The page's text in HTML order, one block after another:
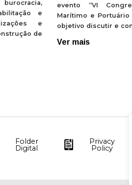
e
e
de
evento “VI
Marítimo e Portuário
objetivo discutir e
Ver mais
Folder
Digital
Privacy
Policy